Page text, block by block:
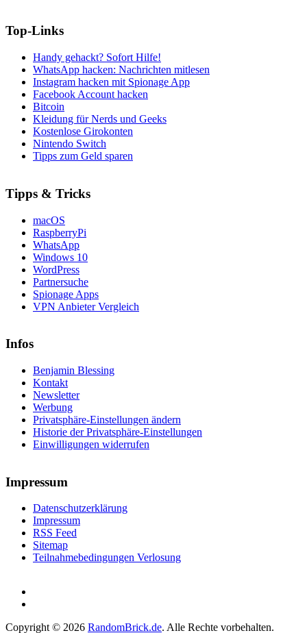
Top-Links
Handy gehackt? Sofort Hilfe!
WhatsApp hacken: Nachrichten mitlesen
Instagram hacken mit Spionage App
Facebook Account hacken
Bitcoin
Kleidung für Nerds und Geeks
Kostenlose Girokonten
Nintendo Switch
Tipps zum Geld sparen
Tipps & Tricks
macOS
RaspberryPi
WhatsApp
Windows 10
WordPress
Partnersuche
Spionage Apps
VPN Anbieter Vergleich
Infos
Benjamin Blessing
Kontakt
Newsletter
Werbung
Privatsphäre-Einstellungen ändern
Historie der Privatsphäre-Einstellungen
Einwilligungen widerrufen
Impressum
Datenschutzerklärung
Impressum
RSS Feed
Sitemap
Teilnahmebedingungen Verlosung
Copyright © 2026 RandomBrick.de. Alle Rechte vorbehalten.